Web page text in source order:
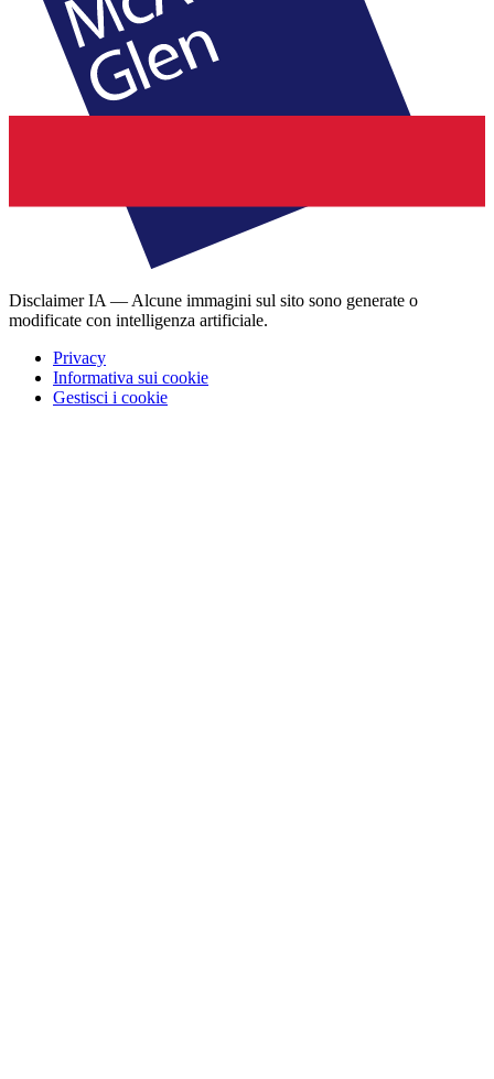
Disclaimer IA — Alcune immagini sul sito sono generate o
modificate con intelligenza artificiale.
Privacy
Informativa sui cookie
Gestisci i cookie